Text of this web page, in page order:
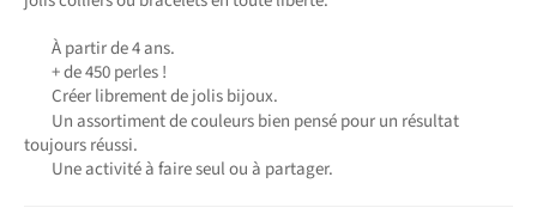
À partir de 4 ans.
+ de 450 perles !
Créer librement de jolis bijoux.
Un assortiment de couleurs bien pensé pour un résultat
toujours réussi.
Une activité à faire seul ou à partager.